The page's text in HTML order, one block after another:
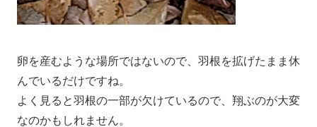
卵を産むような場所ではないので、羽根を拡げたまま休
んでいるだけですね。
よく見ると羽根の一部が欠けているので、翔ぶのが大変
なのかもしれません。